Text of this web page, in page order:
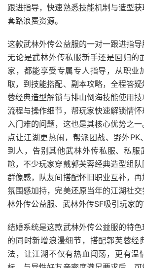
跟进指导，快速熟悉技能机制与造型
套路浪费资源。
这款武林外传公益服的一对一跟进指导
无论是武林外传私服新手还是回归的
家，都能享受专属专人指导，从职业
取，到技能搭配、副本攻略，全程答
蓉经典造型解锁与排山倒海技能使用
流程与操作细节，帮玩家快速解锁情
入门难的问题，这也是其核心优势之
点让江湖更热闹，帮派团战、野外PK
到人，告别其他武林外传私服、私服
尬，不少玩家穿戴郭芙蓉经典造型组
群像感，队友间搭配怀旧职业互补，
氛围感加持，完美还原当年的江湖社
林外传公益服、武林外传SF吸引玩家的
结婚系统是这款武林外传公益服的特
的同时新增浪漫细节，搭配郭芙蓉经
法，让江湖不仅有热血闯荡，更有温